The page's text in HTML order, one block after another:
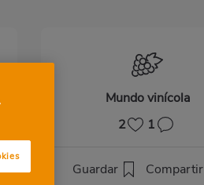
Mundo vinícola
2
1
Guardar Compartir